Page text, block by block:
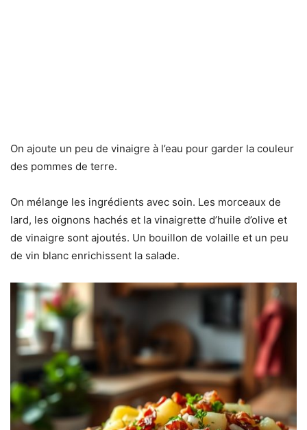
On ajoute un peu de vinaigre à l’eau pour garder la couleur
des pommes de terre.
On mélange les ingrédients avec soin. Les morceaux de
lard, les oignons hachés et la vinaigrette d’huile d’olive et
de vinaigre sont ajoutés. Un bouillon de volaille et un peu
de vin blanc enrichissent la salade.